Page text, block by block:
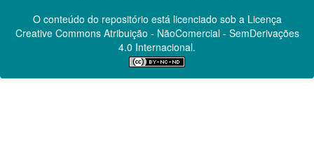
O conteúdo do repositório está licenciado sob a Licença
Creative CommonsAtribuição - NãoComercial - SemDerivações
4.0 Internacional.